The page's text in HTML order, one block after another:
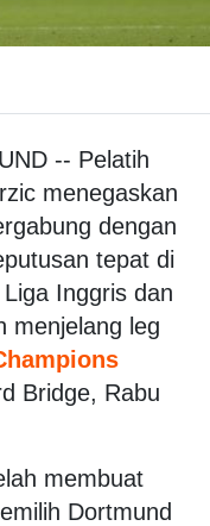
-- Pelatih
menegaskan
dengan
tepat di
Inggris dan
menjelang leg
Bridge, Rabu
membuat
Dortmund